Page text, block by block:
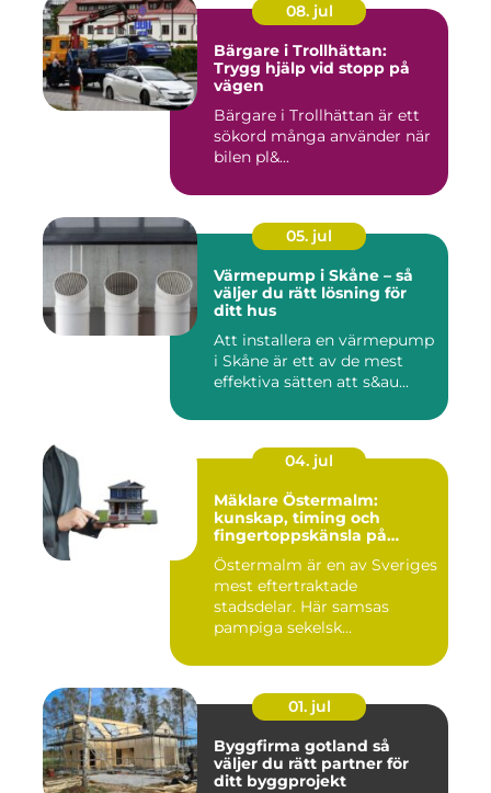
08. jul
Bärgare i Trollhättan:
Trygg hjälp vid stopp på
vägen
Bärgare i Trollhättan är ett
sökord många använder när
bilen pl&...
05. jul
Värmepump i Skåne – så
väljer du rätt lösning för
ditt hus
Att installera en värmepump
i Skåne är ett av de mest
effektiva sätten att s&au...
04. jul
Mäklare Östermalm:
kunskap, timing och
fingertoppskänsla på
stockholms mest klassiska
adress
Östermalm är en av Sveriges
mest eftertraktade
stadsdelar. Här samsas
pampiga sekelsk...
01. jul
Byggfirma gotland så
väljer du rätt partner för
ditt byggprojekt